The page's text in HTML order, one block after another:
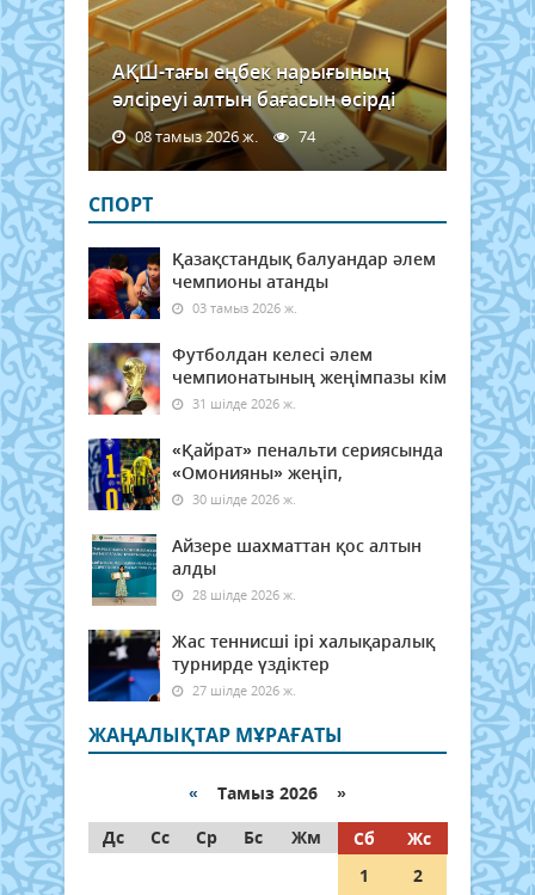
АҚШ-тағы еңбек нарығының
әлсіреуі алтын бағасын өсірді
08 тамыз 2026 ж. 74
СПОРТ
Қазақстандық балуандар әлем
чемпионы атанды
03 тамыз 2026 ж.
Футболдан келесі әлем
чемпионатының жеңімпазы кім
31 шілде 2026 ж.
«Қайрат» пенальти сериясында
«Омонияны» жеңіп,
30 шілде 2026 ж.
Айзере шахматтан қос алтын
алды
28 шілде 2026 ж.
Жас теннисші ірі халықаралық
турнирде үздіктер
27 шілде 2026 ж.
ЖАҢАЛЫҚТАР МҰРАҒАТЫ
« Тамыз 2026 »
Дс
Сс Ср Бс Жм Сб
Жс
1
2